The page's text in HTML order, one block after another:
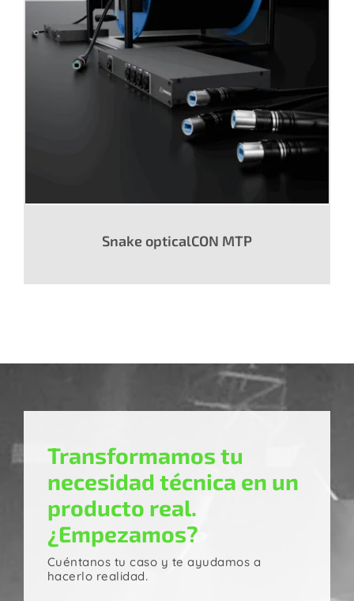
Snake opticalCON MTP
Transformamos tu
necesidad técnica en un
producto real.
¿Empezamos?
Cuéntanos tu caso y te ayudamos a
hacerlo realidad.